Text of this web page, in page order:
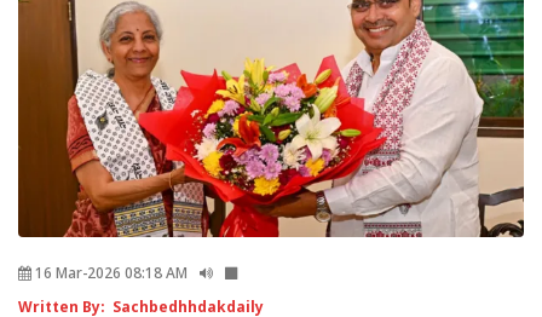
16 Mar-2026 08:18 AM
Written By: Sachbedhhdakdaily